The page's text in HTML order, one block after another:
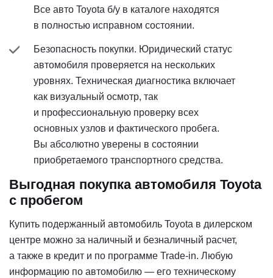
Все авто Toyota б/у в каталоге находятся
в полностью исправном состоянии.
Безопасность покупки. Юридический статус
автомобиля проверяется на нескольких
уровнях. Техническая диагностика включает
как визуальный осмотр, так
и профессиональную проверку всех
основных узлов и фактического пробега.
Вы абсолютно уверены в состоянии
приобретаемого транспортного средства.
Выгодная покупка автомобиля Toyota
с пробегом
Купить подержанный автомобиль Toyota в дилерском
центре можно за наличный и безналичный расчет,
а также в кредит и по программе Trade-in. Любую
информацию по автомобилю — его техническому